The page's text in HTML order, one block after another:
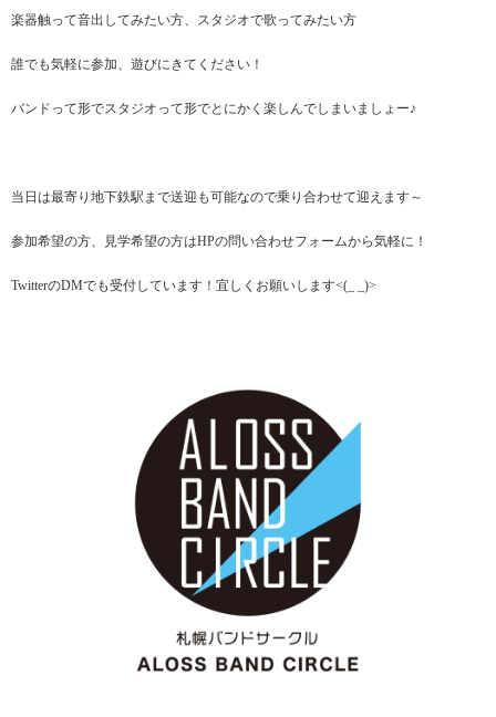
楽器触って音出してみたい方、スタジオで歌ってみたい方
誰でも気軽に参加、遊びにきてください！
バンドって形でスタジオって形でとにかく楽しんでしまいましょー♪
当日は最寄り地下鉄駅まで送迎も可能なので乗り合わせて迎えます～
参加希望の方、見学希望の方はHPの問い合わせフォームから気軽に！
TwitterのDMでも受付しています！宜しくお願いします<(_ _)>